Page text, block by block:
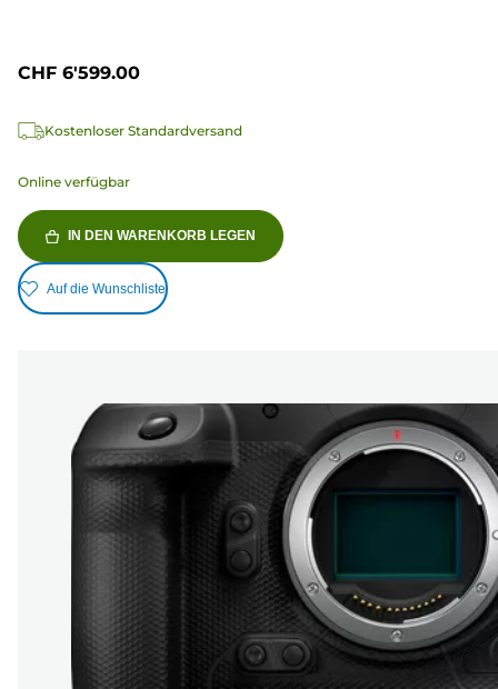
CHF 6'599.00
Kostenloser Standardversand
Online verfügbar
IN DEN WARENKORB LEGEN
Auf die Wunschliste